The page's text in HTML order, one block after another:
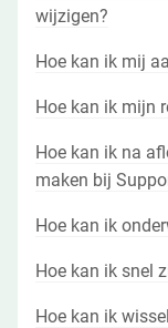
wijzigen?
Hoe kan ik mij
Hoe kan ik mijn
Hoe kan ik na
maken bij
Hoe kan ik
Hoe kan ik snel
Hoe kan ik